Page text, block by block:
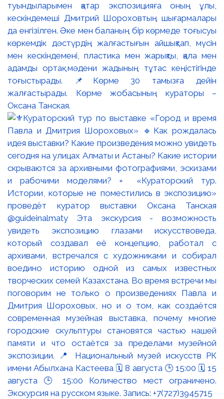
туындыларымен қатар экспозицияға оның ұлы,
кескіндемеші Дмитрий Шороховтың шығармалары
да енгізілген. Әке мен баланың бір көрмеде тоғысуы
көркемдік дәстүрдің жалғастығын айшықтап, мүсін
мен кескіндемені, пластика мен жарықты, қала мен
адамды ортақ мәдени жадының тұтас кеңістігінде
тоғыстырады. 📌Көрме 30 тамызға дейін
жалғастырады. Көрме жобасының кураторы –
Оксана Танская.